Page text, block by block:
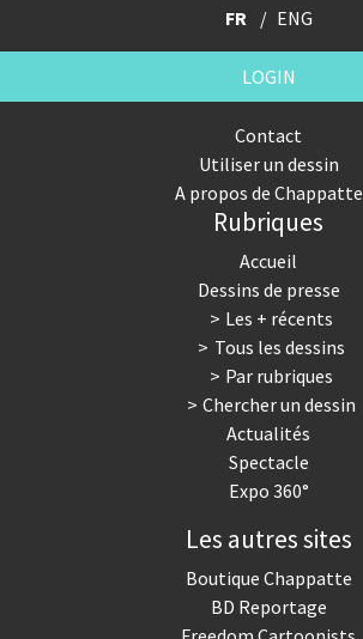
FR ENG
LOGIN
Contact
Utiliser un dessin
A propos de Chappatte
Rubriques
Accueil
Dessins de presse
Les + récents
Tous les dessins
Par rubriques
Chercher un dessin
Actualités
Spectacle
Expo 360°
Les autres sites
Boutique Chappatte
BD Reportage